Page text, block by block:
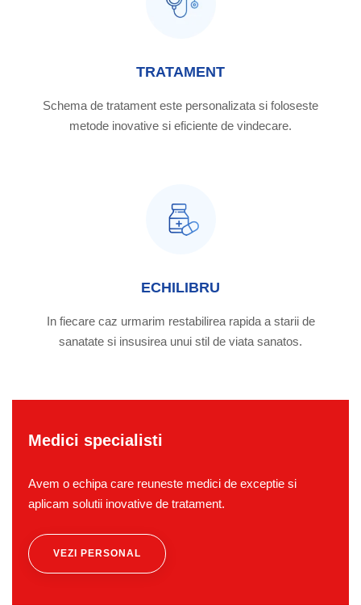
TRATAMENT
Schema de tratament este personalizata si foloseste
metode inovative si eficiente de vindecare.
ECHILIBRU
In fiecare caz urmarim restabilirea rapida a starii de
sanatate si insusirea unui stil de viata sanatos.
Medici specialisti
Avem o echipa care reuneste medici de exceptie si
aplicam solutii inovative de tratament.
VEZI PERSONAL